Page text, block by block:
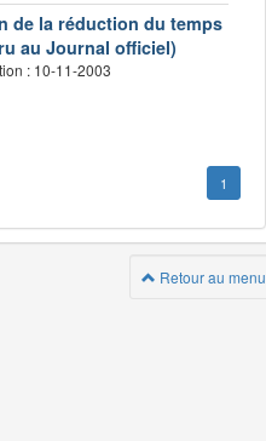
de la réduction du temps
au Journal officiel)
: 10-11-2003
1
Retour au menu